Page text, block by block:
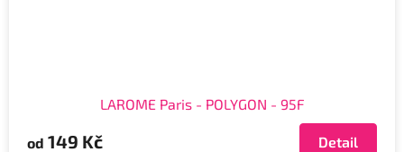
LAROME Paris - POLYGON - 95F
od 149 Kč Detail